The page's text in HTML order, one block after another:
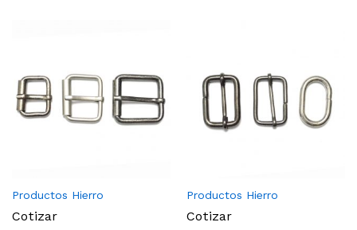
Productos Hierro
Cotizar
Productos Hierro
Cotizar